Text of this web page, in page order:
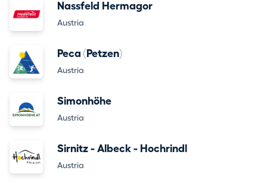
Nassfeld Hermagor
Austria
Peca (Petzen)
Austria
Simonhöhe
Austria
Sirnitz - Albeck - Hochrindl
Austria